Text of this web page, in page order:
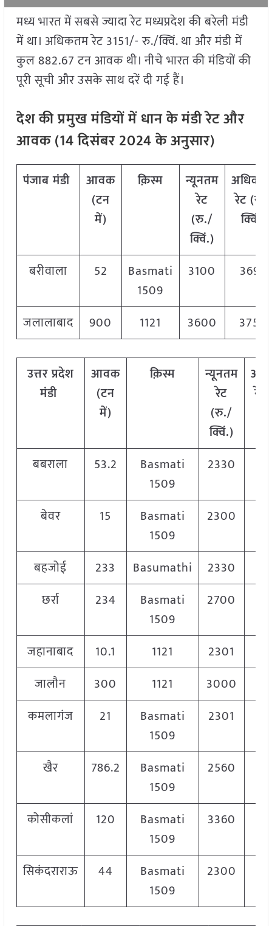
मध्य भारत में सबसे ज्यादा रेट मध्यप्रदेश की बरेली मंडी
में था। अधिकतम रेट 3151/- रु./क्विं. था और मंडी में
कुल 882.67 टन आवक थी। नीचे भारत की मंडियों की
पूरी सूची और उसके साथ दरें दी गई हैं।
देश की प्रमुख मंडियों में धान के मंडी रेट और
आवक (14दिसंबर2024के अनुसार)
पंजाब मंडी
आवक
(टन
में)
क़िस्म
न्यूनतम
रेट
(रु./
क्विं.)
रेट (रु./
क्विं.)
बरीवाला 52
Basmati
1509
3100 3695
जलालाबाद 900 1121 3600 3750
उत्तर प्रदेश
मंडी
आवक
(टन
में)
क़िस्म
न्यूनतम
रेट
(रु./
क्विं.)
बबराला 53.2
Basmati
1509
2330
बेवर 15
Basmati
1509
2300
बहजोई 233 Basumathi 2330
छर्रा
234
Basmati
1509
2700
जहानाबाद 10.1 1121 2301
जालौन
300 1121 3000
कमलागंज
21
Basmati
1509
2301
खैर 786.2
Basmati
1509
2560
कोसीकलां 120
Basmati
1509
3360
सिकंदराराऊ 44
Basmati
1509
2300